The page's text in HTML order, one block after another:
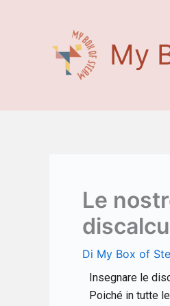
My
Le
Di My Box of
Insegnare le
Poiché in tutte